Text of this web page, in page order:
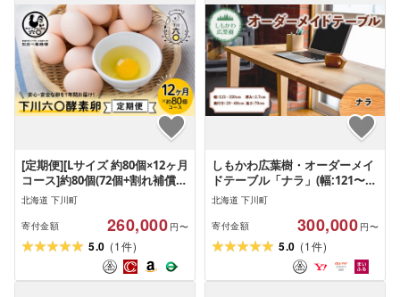
[定期便][Lサイズ 約80個×12ヶ月
コース]約80個(72個+割れ補償8
個) 下川ブランド『下川六〇酵
素卵』1年間お届け! ブランド卵
下川ろくまる あべ養鶏場 割れ
補償付き たまご
北海道 下川町
寄付金額 260,000 円〜
5.0 (1件)
しもかわ広葉樹・オーダーメイ
ドテーブル「ナラ」(幅:121〜
150cm/奥行き:20〜60cm/厚
み:2.7cm/高さ:70cm)
北海道 下川町
寄付金額 300,000 円〜
5.0 (1件)